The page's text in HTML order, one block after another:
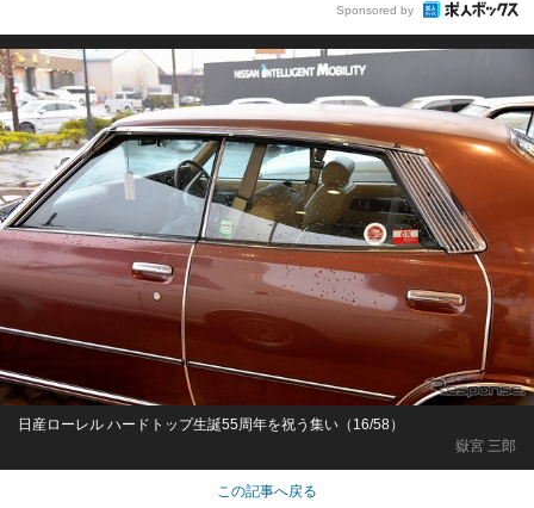
Sponsored by
嶽宮 三郎
日産ローレル ハードトップ生誕55周年を祝う集い（16/58）
この記事へ戻る